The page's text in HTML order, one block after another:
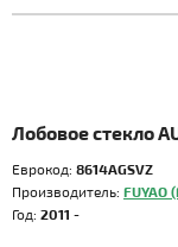
Лобовое стекло
Еврокод: 8614AGSVZ
Производитель: FUYAO
Год: 2011 -